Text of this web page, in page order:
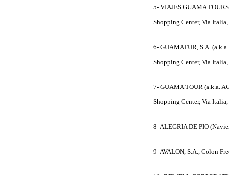
5- VIAJES GUAMA
Shopping Center, Via Italia,
6- GUAMATUR, S.A.
Shopping Center, Via Italia,
7- GUAMA TOUR (a.k.a.
Shopping Center, Via Italia,
8- ALEGRIA DE PIO
9- AVALON, S.A., Colon